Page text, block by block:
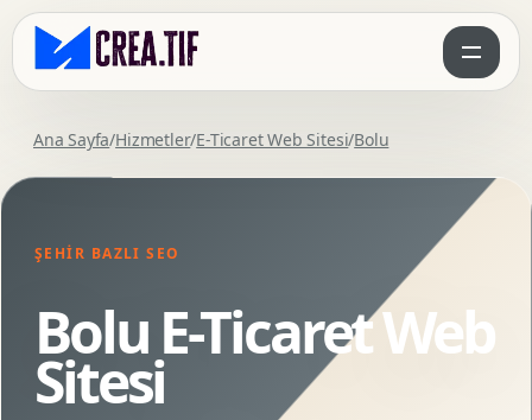
Ana Sayfa/Hizmetler/E-Ticaret Web Sitesi/Bolu
ŞEHIR BAZLI SEO
Bolu E-Ticaret Web
Sitesi